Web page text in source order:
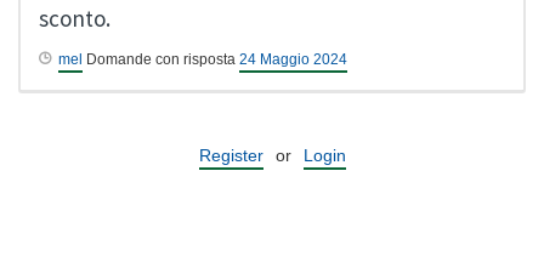
sconto.
mel Domande con risposta 24 Maggio 2024
Register or Login